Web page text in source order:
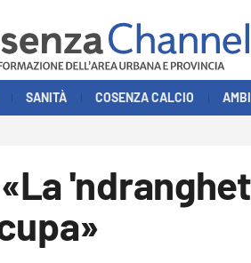
SANITÀ COSENZA CALCIO